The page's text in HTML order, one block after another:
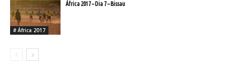
# África 2017
África 2017 – Dia 7 – Bissau